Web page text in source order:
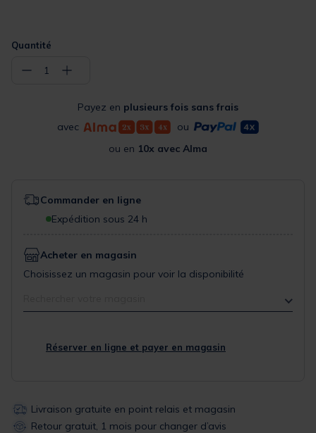
Quantité
− 1 +
Payez en plusieurs fois sans frais
avec
ou
ou en 10x avec Alma
Commander en ligne
Expédition sous 24 h
Acheter en magasin
Choisissez un magasin pour voir la disponibilité
Réserver en ligne et payer en magasin
Livraison gratuite en point relais et magasin
Retour gratuit, 1 mois pour changer d’avis